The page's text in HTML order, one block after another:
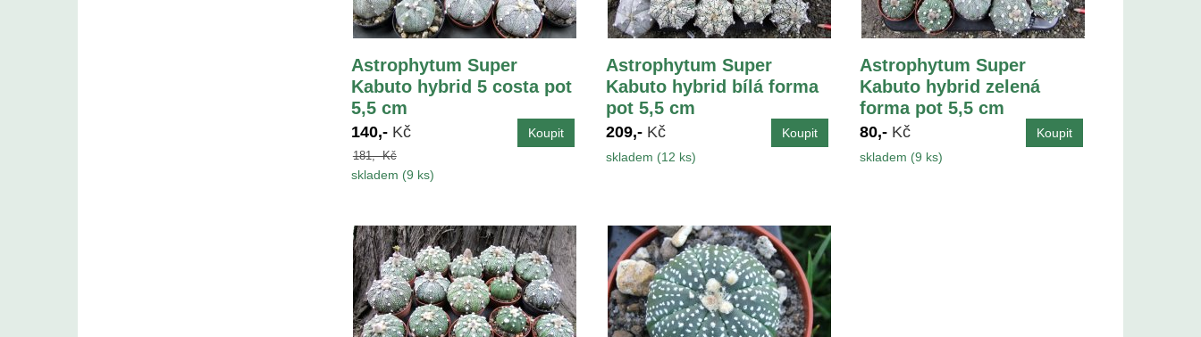
Astrophytum Super
Kabuto hybrid 5 costa pot
5,5 cm
140,- Kč
181,- Kč
skladem (9 ks)
Astrophytum Super
Kabuto hybrid bílá forma
pot 5,5 cm
209,- Kč
skladem (12 ks)
Astrophytum Super
Kabuto hybrid zelená
forma pot 5,5 cm
80,- Kč
skladem (9 ks)